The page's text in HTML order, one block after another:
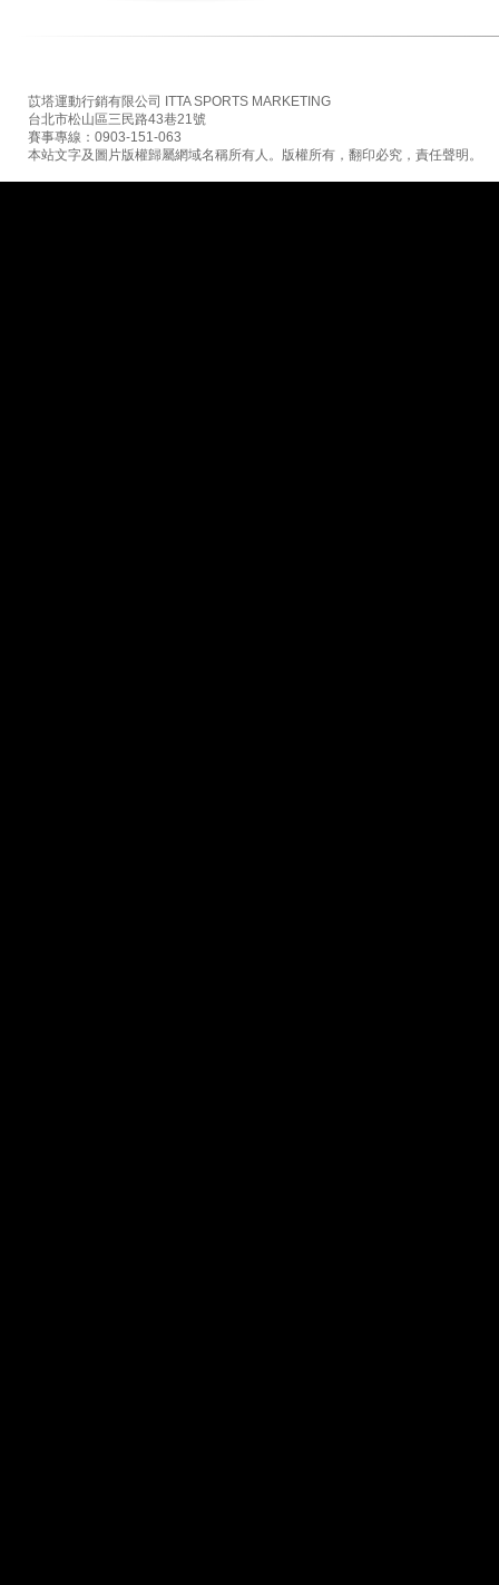
苡塔運動行銷有限公司 ITTA SPORTS MARKETING
台北市松山區三民路43巷21號
賽事專線：0903-151-063
本站文字及圖片版權歸屬網域名稱所有人。版權所有，翻印必究，責任聲明。